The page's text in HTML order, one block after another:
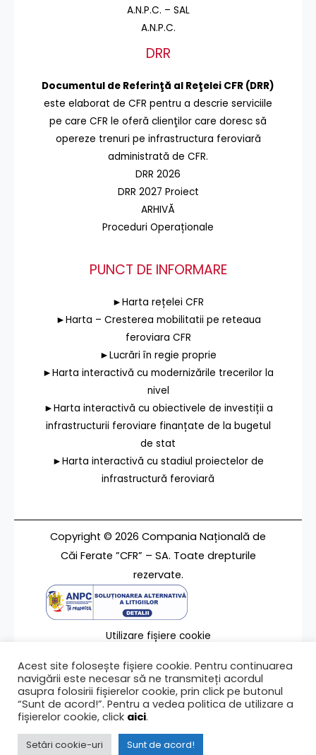
A.N.P.C. – SAL
A.N.P.C.
DRR
Documentul de Referinţă al Reţelei CFR (DRR)
este elaborat de CFR pentru a descrie serviciile
pe care CFR le oferă clienţilor care doresc să
opereze trenuri pe infrastructura feroviară
administrată de CFR.
DRR 2026
DRR 2027 Proiect
ARHIVĂ
Proceduri Operaționale
PUNCT DE INFORMARE
►Harta rețelei CFR
►Harta – Cresterea mobilitatii pe reteaua
feroviara CFR
►Lucrări în regie proprie
►Harta interactivă cu modernizările trecerilor la
nivel
►Harta interactivă cu obiectivele de investiții a
infrastructurii feroviare finanțate de la bugetul
de stat
►Harta interactivă cu stadiul proiectelor de
infrastructură feroviară
Copyright © 2026 Compania Națională de
Căi Ferate ”CFR” – SA. Toate drepturile
rezervate.
Utilizare fișiere cookie
Contact
Ultima modificare a paginii 25/06/2021
Acest site folosește fișiere cookie. Pentru continuarea
navigării este necesar să ne transmiteți acordul
asupra folosirii fișierelor cookie, prin click pe butonul
“Sunt de acord!”. Pentru a vedea politica de utilizare a
fișierelor cookie, click aici.
Setări cookie-uri Sunt de acord!